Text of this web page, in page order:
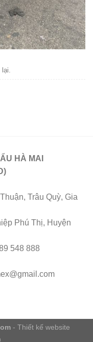
HÀ MAI
Trâu Quỳ, Gia
Phú Thị, Huyện
548 888
- Thiết kế website